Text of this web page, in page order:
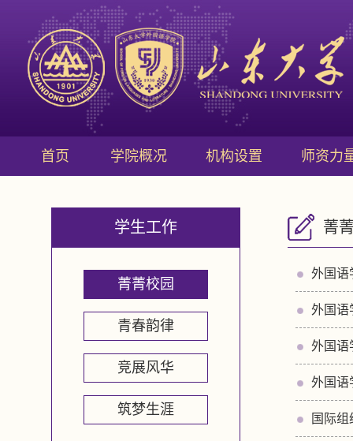
首页 学院概况 机构设置 师资力
学生工作
菁菁校园
青春韵律
竞展风华
筑梦生涯
菁
外国语
外国语
外国语
外国语
国际